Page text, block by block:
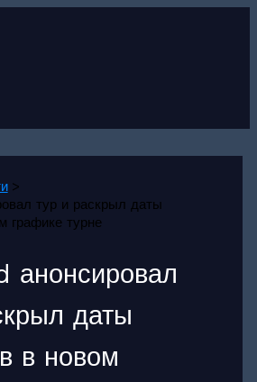
тур и раскрыл даты
графике турне
анонсировал
даты
в новом